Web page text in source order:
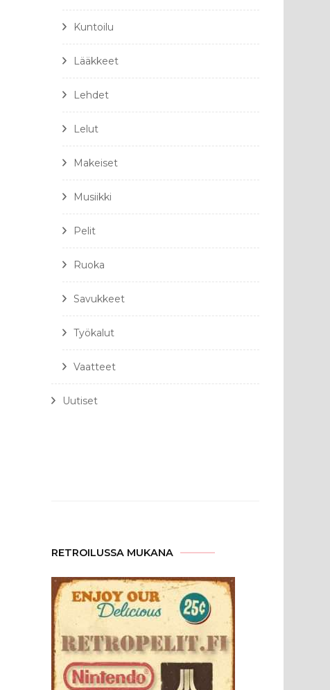
Kuntoilu
Lääkkeet
Lehdet
Lelut
Makeiset
Musiikki
Pelit
Ruoka
Savukkeet
Työkalut
Vaatteet
Uutiset
RETROILUSSA MUKANA